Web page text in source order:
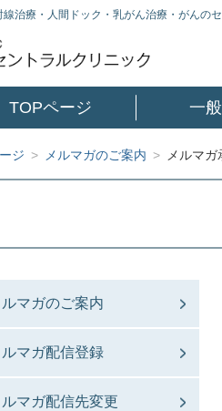
治療・人間ドック・乳がん治療・がんの
TOPページ 一
ジ > メルマガのご案内 > メルマガ
ルマガのご案内
ルマガ配信登録
ルマガ配信先変更